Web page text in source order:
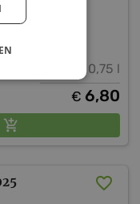
0,75 l
€ 6,80